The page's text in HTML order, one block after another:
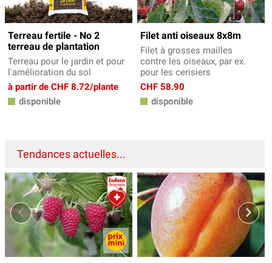
Terreau fertile - No 2
terreau de plantation
Terreau pour le jardin et pour
l'amélioration du sol
à partir de CHF 8.72/plante
disponible
Filet anti oiseaux 8x8m
Filet à grosses mailles
contre les oiseaux, par ex.
pour les cerisiers
CHF 58.90
disponible
Tendances actuelles...